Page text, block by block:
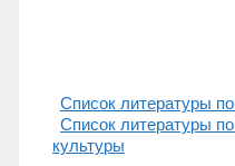
Список литературы
Список литературы
культуры